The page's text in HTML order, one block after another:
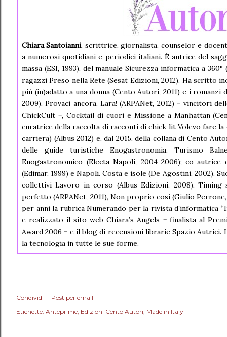
Chiara Santoianni, scrittrice, giornalista, counselor e
a numerosi quotidiani e periodici italiani. È autrice del
massa (ESI, 1993), del manuale Sicurezza informatica a
ragazzi Preso nella Rete (Sesat Edizioni, 2012). Ha scritto
più (in)adatto a una donna (Cento Autori, 2011) e i
2009), Provaci ancora, Lara! (ARPANet, 2012) − vincitori
ChickCult −, Cocktail di cuori e Missione a Manhattan
curatrice della raccolta di racconti di chick lit Volevo fare la
carriera) (Albus 2012) e, dal 2015, della collana di Cento
delle guide turistiche Enogastronomia, Turismo
Enogastronomico (Electa Napoli, 2004-2006); co-
(Edimar, 1999) e Napoli. Costa e isole (De Agostini, 2002).
collettivi Lavoro in corso (Albus Edizioni, 2008), Timing
perfetto (ARPANet, 2011), Non proprio così (Giulio
per anni la rubrica Numerando per la rivista d’informatica
e realizzato il sito web Chiara’s Angels − finalista al
Award 2006 − e il blog di recensioni librarie Spazio Autrici.
la tecnologia in tutte le sue forme.
Condividi
Post per email
Etichette: Anteprime Edizioni Cento Autori Made in Italy